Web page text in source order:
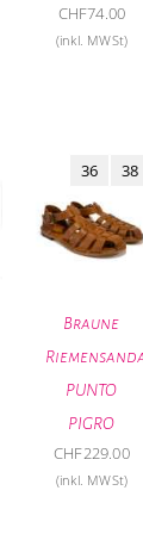
CHF74.00
(inkl. MWSt)
Braune
PUNTO
PIGRO
36 38
CHF229.00
(inkl. MWSt)